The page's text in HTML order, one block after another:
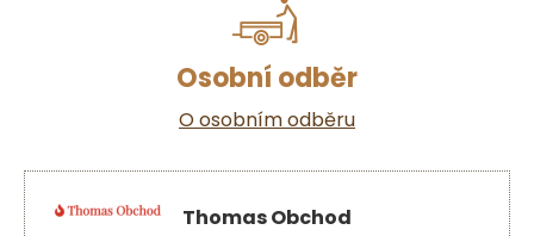
Osobní odběr
O osobním odběru
Thomas Obchod